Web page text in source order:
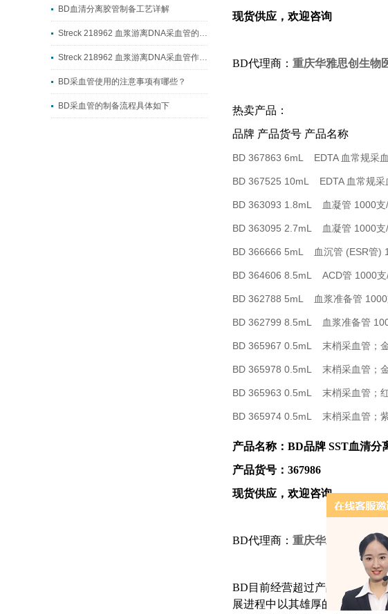
BD血清分离胶管制备工艺详解
Streck 218962 血浆游离DNA采血管的制备工艺流程
Streck 218962 血浆游离DNA采血管作用详解
BD采血管使用的注意事项有哪些？
BD采血管的制备流程具体如下
现货供应，欢迎咨询
BD代理商： 重庆华雅思创生物
热卖产品：
品牌 产品货号 产品名称
BD 367863 6mL EDTA 血常规采
BD 367525 10mL EDTA 血常规采
BD 363093 1.8mL 血凝管 1000支
BD 363095 2.7mL 血凝管 1000支
BD 366666 5mL 血沉管 (ESR管)
BD 364606 8.5mL ACD管 1000支
BD 362788 5mL 血浆准备管 1000
BD 362799 8.5mL 血浆准备管
BD 365967 0.5mL 末梢采血管；
BD 365978 0.5mL 末梢采血管；
BD 365963 0.5mL 末梢采血管；
BD 365974 0.5mL 末梢采血管；
产品名称：BD品牌 SST血清分
产品货号：367986
现货供应，欢迎咨询
BD代理商： 重庆华雅思创生物
BD 目前经营超过产品一万余
展进程中以其雄厚的实力相继